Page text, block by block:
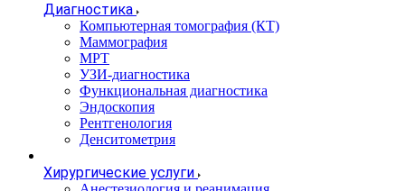
Диагностика
Компьютерная томография (КТ)
Маммография
МРТ
УЗИ-диагностика
Функциональная диагностика
Эндоскопия
Рентгенология
Денситометрия
Хирургические услуги